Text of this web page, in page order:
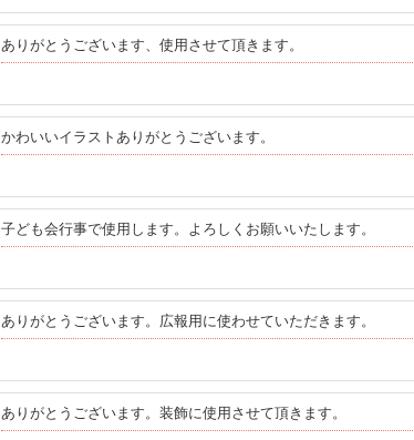
ありがとうございます、使用させて頂きます。
かわいいイラストありがとうございます。
子ども会行事で使用します。よろしくお願いいたします。
ありがとうございます。広報用に使わせていただきます。
ありがとうございます。装飾に使用させて頂きます。